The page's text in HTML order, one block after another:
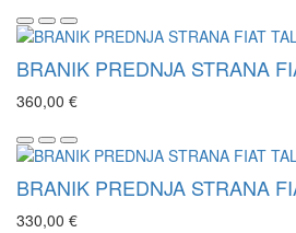
BRANIK PREDNJA STRANA
360,00 €
BRANIK PREDNJA STRANA
330,00 €